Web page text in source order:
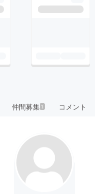
仲間募集 1 コメント